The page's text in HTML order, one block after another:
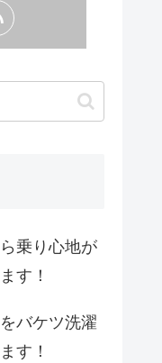
乗り心地が
す！
バケツ洗濯
す！